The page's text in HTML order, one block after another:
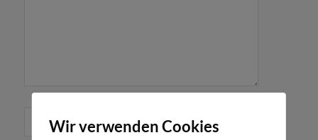
Name
Wir verwenden Cookies